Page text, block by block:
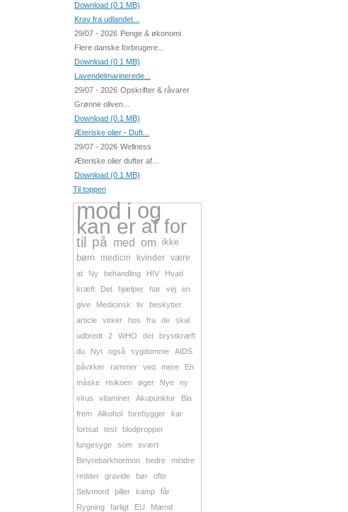
Download (0.1 MB)
Krav fra udlandet...
29/07 - 2026 Penge & økonomi
Flere danske forbrugere...
Download (0.1 MB)
Lavendelmarinerede...
29/07 - 2026 Opskrifter & råvarer
Grønne oliven...
Download (0.1 MB)
Æteriske olier - Duft...
29/07 - 2026 Wellness
Æteriske olier dufter af...
Download (0.1 MB)
Til toppen
mod i og
kan er af for
til på med om ikke
børn
medicin kvinder
være
at
Ny behandling HIV
Hvad
kræft
Det hjælper har vej
en
give
Medicinsk liv
beskytter
article
virker hos fra de
skal
udbredt
2 WHO det
brystkræft
du
Nyt også sygdomme
AIDS
påvirker
rammer ved mere
En
måske
risikoen øger Nye
ny
virus
vitaminer Akupunktur
Bla
frem
Alkohol forebygger
kar
fortsat
test
blodpropper
lungesyge
som
svært
Binyrebarkhormon
bedre
mindre
redder
gravide bør
ofte
Selvmord
piller kamp
får
Rygning
farligt EU Mænd